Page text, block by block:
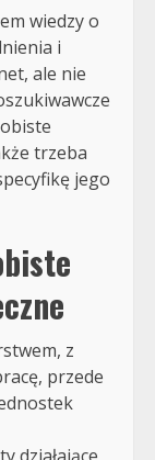
wiedzy o
i
ale nie
trzeba
jego
z
przede